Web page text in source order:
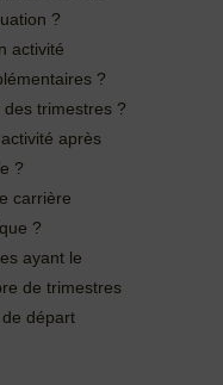
?
activité
?
trimestres ?
après
?
carrière
?
ayant le
de trimestres
départ